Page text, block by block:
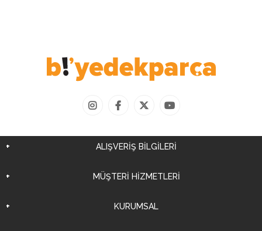
ALIŞVERİŞ BİLGİLERİ
MÜŞTERİ HİZMETLERİ
KURUMSAL